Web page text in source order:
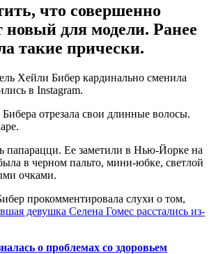
что совершенно
для модели. Ранее
такие прически.
Хейли Бибер кардинально сменила
в Instagram.
отрезала свои длинные волосы.
папарацци. Ее заметили в Нью-Йорке на
в черном пальто, мини-юбке, светлой
очками.
прокомментировала слухи о том,
девушка Селена Гомес расстались из-
о проблемах со здоровьем